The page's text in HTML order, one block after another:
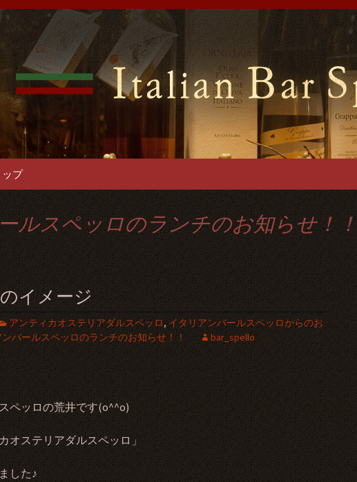
前のイタリアン
ーティーを
リアンバールスペッロ」はイタリアの郷
席とございますので貸切パーティーでご利
プ
ルスペッロのランチのお知らせ！！
イメージ
アンティカオステリアダルスペッロ, イタリアンバールスペッロからのお
バールスペッロのランチのお知らせ！！ bar_spello
ペッロの荒井です(o^^o)
オステリアダルスペッロ」
した♪